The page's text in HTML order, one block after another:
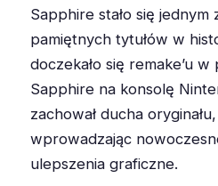
Sapphire stało się jednym
pamiętnych tytułów w
doczekało się remake’u
Sapphire na konsolę
zachował ducha
wprowadzając
ulepszenia graficzne.